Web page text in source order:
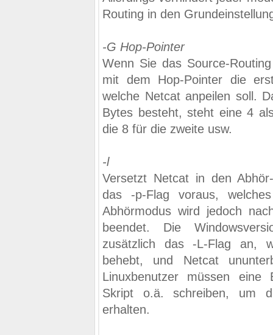
Routing in den
-G Hop-Pointer
Wenn Sie das Source-
mit dem Hop-Pointer die
welche Netcat anpeilen soll.
Bytes besteht, steht eine 4
die 8 für die zweite usw.
-l
Versetzt Netcat in den
das -p-Flag voraus,
Abhörmodus wird jedoch
beendet. Die
zusätzlich das -L-Flag an,
behebt, und Netcat
Linuxbenutzer müssen eine
Skript o.ä. schreiben, um
erhalten.